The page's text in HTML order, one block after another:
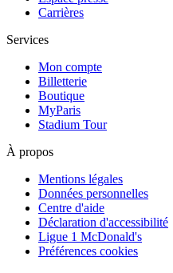
Carrières
Services
Mon compte
Billetterie
Boutique
MyParis
Stadium Tour
À propos
Mentions légales
Données personnelles
Centre d'aide
Déclaration d'accessibilité
Ligue 1 McDonald's
Préférences cookies